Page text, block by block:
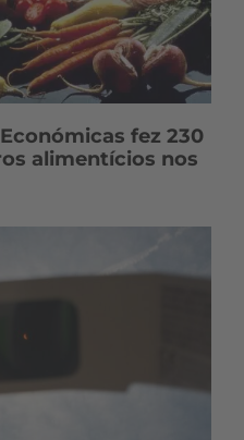
fez 230
alimentícios nos